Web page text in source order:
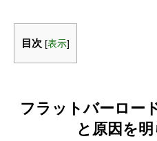
目次 [表示]
フラットバーロー
と原因を